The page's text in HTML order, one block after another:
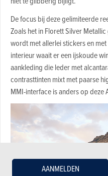
AANMELDEN
De focus bij deze gelimiteerde
Zoals het in Florett Silver
wordt met allerlei stickers en
interieur waait er een ijskoude
aankleding die leder met
contrasttinten mixt met paarse
MMI-interface is anders op deze